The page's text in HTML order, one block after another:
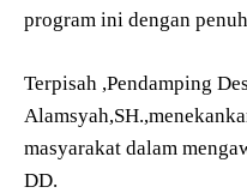
program ini dengan
Terpisah ,Pendamping
masyarakat dalam
DD.